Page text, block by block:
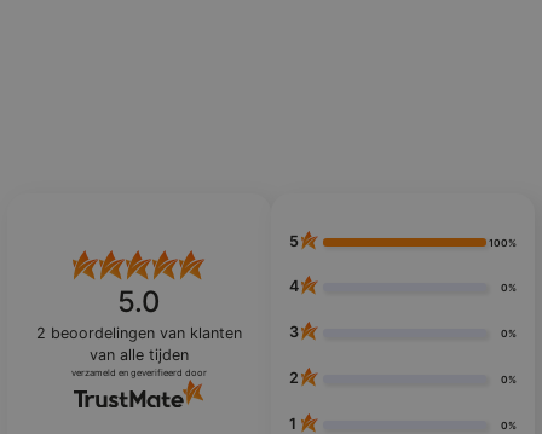
5.0
2 beoordelingen van klanten
van alle tijden
verzameld en geverifieerd door
5 100%
4 0%
3 0%
2 0%
1 0%